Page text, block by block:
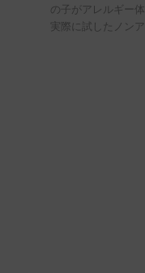
の子がアレルギー
実際に試したノン